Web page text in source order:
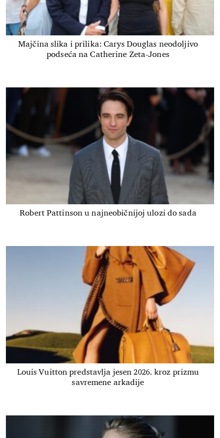
Majčina slika i prilika: Carys Douglas neodoljivo
podseća na Catherine Zeta-Jones
Robert Pattinson u najneobičnijoj ulozi do sada
Louis Vuitton predstavlja jesen 2026. kroz prizmu
savremene arkadije